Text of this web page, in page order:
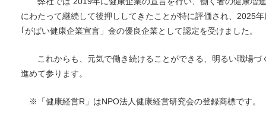
にわたって継続して後押ししてきたことが特に評価され、2025年
｢がばい健康企業宣言」金の優良企業として認定を受けました。
これからも、元気で働き続けることができる、明るい職場づ
進めて参ります。
※「健康経営R」はNPO法人健康経営研究会の登録商標です。